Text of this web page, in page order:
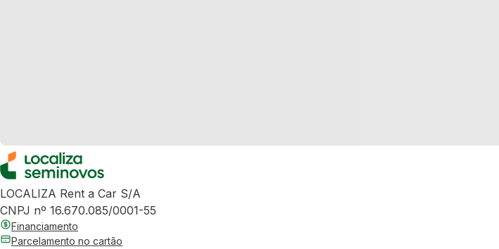
LOCALIZA Rent a Car S/A
CNPJ nº 16.670.085/0001-55
Financiamento
Parcelamento no cartão